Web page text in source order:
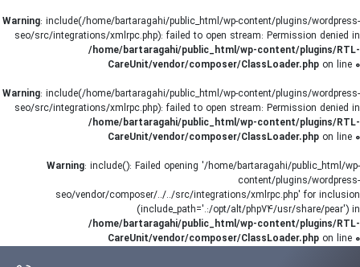
Warning: include(/home/bartaragahi/public_html/wp-content/plugins/wordpress-
seo/src/integrations/xmlrpc.php): failed to open stream: Permission denied in
/home/bartaragahi/public_html/wp-content/plugins/RTL-
CareUnit/vendor/composer/ClassLoader.php on line 0
Warning: include(/home/bartaragahi/public_html/wp-content/plugins/wordpress-
seo/src/integrations/xmlrpc.php): failed to open stream: Permission denied in
/home/bartaragahi/public_html/wp-content/plugins/RTL-
CareUnit/vendor/composer/ClassLoader.php on line 0
Warning: include(): Failed opening '/home/bartaragahi/public_html/wp-
content/plugins/wordpress-
seo/vendor/composer/../../src/integrations/xmlrpc.php' for inclusion
(include_path='.:/opt/alt/php74/usr/share/pear') in
/home/bartaragahi/public_html/wp-content/plugins/RTL-
CareUnit/vendor/composer/ClassLoader.php on line 0